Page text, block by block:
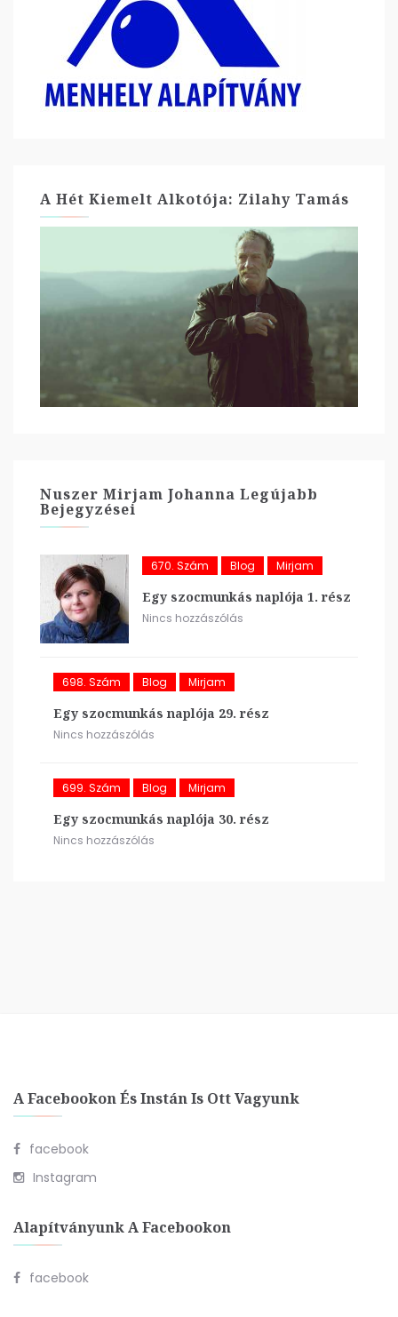
A Hét Kiemelt Alkotója: Zilahy Tamás
Nuszer Mirjam Johanna Legújabb
Bejegyzései
670. Szám Blog Mirjam
Egy szocmunkás naplója 1. rész
Nincs hozzászólás
698. Szám Blog Mirjam
Egy szocmunkás naplója 29. rész
Nincs hozzászólás
699. Szám Blog Mirjam
Egy szocmunkás naplója 30. rész
Nincs hozzászólás
A Facebookon És Instán Is Ott Vagyunk
facebook
Instagram
Alapítványunk A Facebookon
facebook